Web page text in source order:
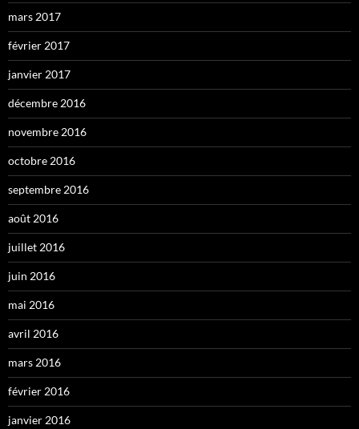
mars 2017
février 2017
janvier 2017
décembre 2016
novembre 2016
octobre 2016
septembre 2016
août 2016
juillet 2016
juin 2016
mai 2016
avril 2016
mars 2016
février 2016
janvier 2016